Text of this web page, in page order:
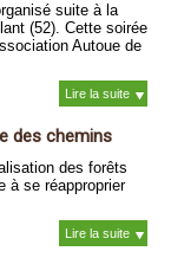
suite à la
(52). Cette soirée
Autoue de
Lire la suite
des chemins
des forêts
à se réapproprier
Lire la suite